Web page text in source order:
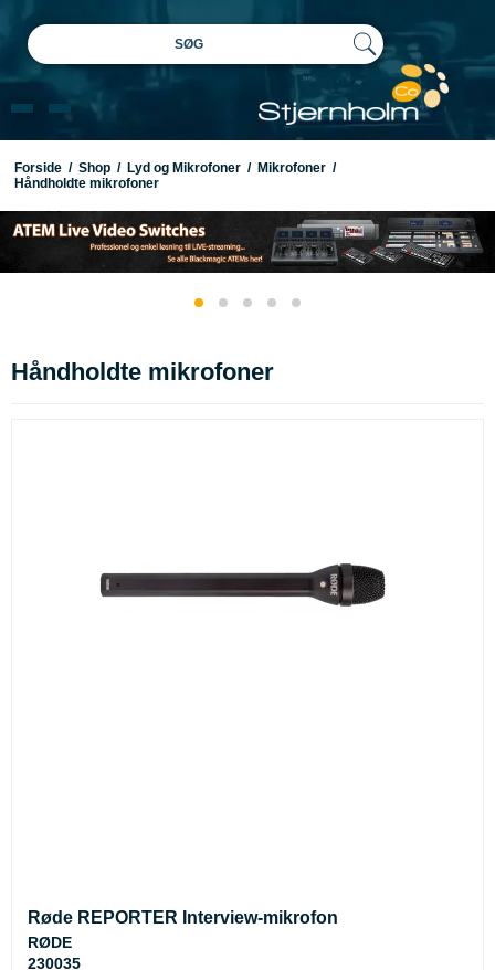
SØG
Forside / Shop / Lyd og Mikrofoner / Mikrofoner /
Håndholdte mikrofoner
Håndholdte mikrofoner
Røde REPORTER Interview-mikrofon
RØDE
230035